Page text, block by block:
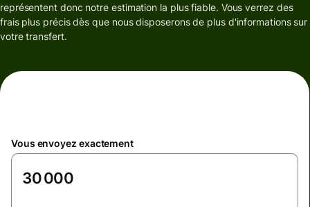
représentent donc notre estimation la plus fiable. Vous verrez des
frais plus précis dès que nous disposerons de plus d'informations sur
votre transfert.
Vous envoyez exactement